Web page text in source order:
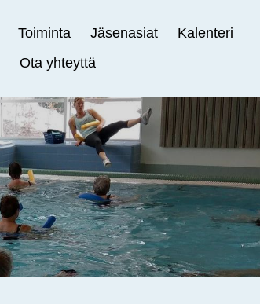
Toiminta Jäsenasiat
Kalenteri
Ota yhteyttä